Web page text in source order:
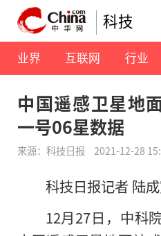
科技
业界 互联网 行业
中国遥感卫星地
一号06星数据
来源：科技日报 2021-12-28
科技日报记者 陆
12月27日，中科